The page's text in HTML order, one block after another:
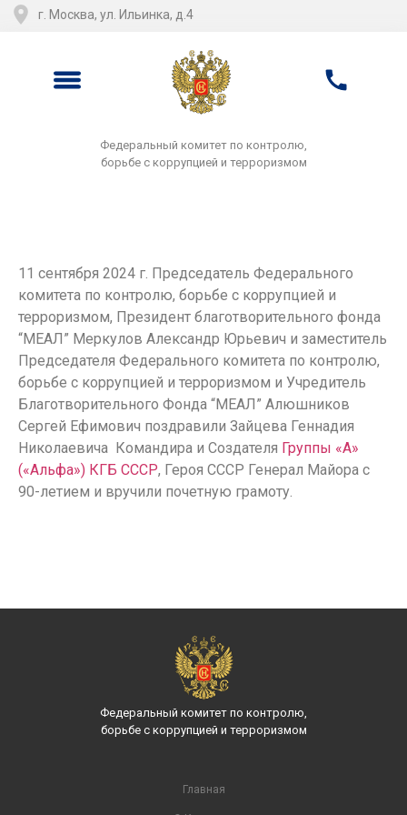
г. Москва, ул. Ильинка, д.4
Федеральный комитет по контролю,
борьбе с коррупцией и терроризмом
11 сентября 2024 г. Председатель Федерального
комитета по контролю, борьбе с коррупцией и
терроризмом, Президент благотворительного фонда
“МЕАЛ” Меркулов Александр Юрьевич и заместитель
Председателя Федерального комитета по контролю,
борьбе с коррупцией и терроризмом и Учредитель
Благотворительного Фонда “МЕАЛ” Алюшников
Сергей Ефимович поздравили Зайцева Геннадия
Николаевича Командира и Создателя Группы «А»
(«Альфа») КГБ СССР, Героя СССР Генерал Майора с
90-летием и вручили почетную грамоту.
Федеральный комитет по контролю,
борьбе с коррупцией и терроризмом
Главная